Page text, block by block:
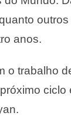
anos.
o trabalho